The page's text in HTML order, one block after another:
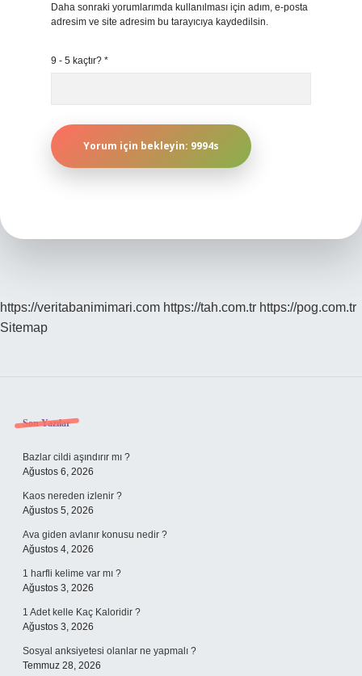
Daha sonraki yorumlarımda kullanılması için adım, e-posta
adresim ve site adresim bu tarayıcıya kaydedilsin.
9 - 5 kaçtır? *
https://veritabanimimari.com https://tah.com.tr https://pog.com.tr
Sitemap
Sidebar
Son Yazılar
Bazlar cildi aşındırır mı ?
Ağustos 6, 2026
Kaos nereden izlenir ?
Ağustos 5, 2026
Ava giden avlanır konusu nedir ?
Ağustos 4, 2026
1 harfli kelime var mı ?
Ağustos 3, 2026
1 Adet kelle Kaç Kaloridir ?
Ağustos 3, 2026
Sosyal anksiyetesi olanlar ne yapmalı ?
Temmuz 28, 2026